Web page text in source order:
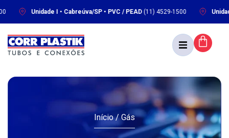
Unidade I • Cabreúva/SP • PVC / PEAD (11) 4529-1500 Unidade II
Início/ Gás